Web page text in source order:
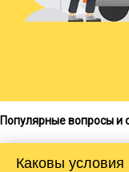
Популярные вопросы и
Каковы